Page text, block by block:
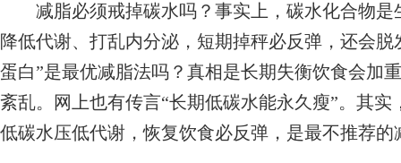
减脂必须戒掉碳水吗？事实上，碳水化合物是
降低代谢、打乱内分泌，短期掉秤必反弹，还会
蛋白”是最优减脂法吗？真相是长期失衡饮食会加
紊乱。网上也有传言“长期低碳水能永久瘦”。其
低碳水压低代谢，恢复饮食必反弹，是最不推荐的